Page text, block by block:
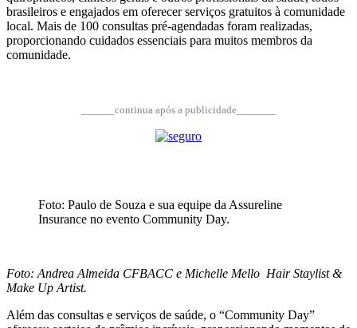
brasileiros e engajados em oferecer serviços gratuitos à comunidade
local. Mais de 100 consultas pré-agendadas foram realizadas,
proporcionando cuidados essenciais para muitos membros da
comunidade.
______continua após a publicidade_______
Foto: Paulo de Souza e sua equipe da Assureline
Insurance no evento Community Day.
Foto: Andrea Almeida CFBACC e Michelle Mello Hair Staylist &
Make Up Artist.
Além das consultas e serviços de saúde, o “Community Day”